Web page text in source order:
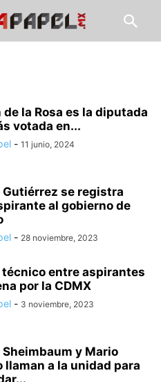
de la Rosa es la diputada
votada en...
- 11 junio, 2024
Gutiérrez se registra
al gobierno de
- 28 noviembre, 2023
técnico entre aspirantes
por la CDMX
- 3 noviembre, 2023
y Mario
llaman a la unidad para